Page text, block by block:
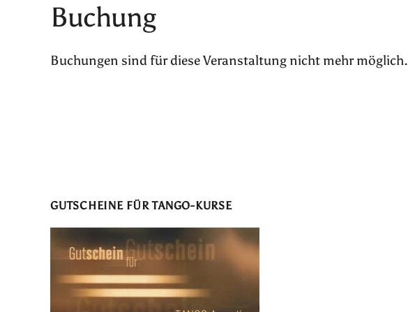
Buchung
Buchungen sind für diese Veranstaltung nicht mehr möglich.
GUTSCHEINE FÜR TANGO-KURSE